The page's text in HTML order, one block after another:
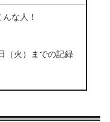
な人！
（火）までの記録